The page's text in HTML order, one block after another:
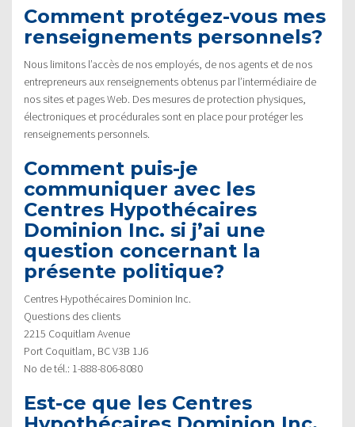
Comment protégez-vous mes
renseignements personnels?
Nous limitons l’accès de nos employés, de nos agents et de nos
entrepreneurs aux renseignements obtenus par l’intermédiaire de
nos sites et pages Web. Des mesures de protection physiques,
électroniques et procédurales sont en place pour protéger les
renseignements personnels.
Comment puis-je
communiquer avec les
Centres Hypothécaires
Dominion Inc. si j’ai une
question concernant la
présente politique?
Centres Hypothécaires Dominion Inc.
Questions des clients
2215 Coquitlam Avenue
Port Coquitlam, BC V3B 1J6
No de tél.: 1-888-806-8080
Est-ce que les Centres